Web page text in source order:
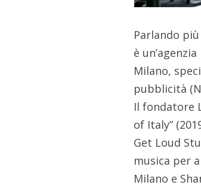
Parlando
è
Milano,
pubblicità
Il fondatore
of Italy”
Get Loud
musica per
Milano e